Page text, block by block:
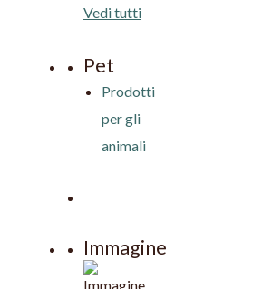
Vedi tutti
Pet
Prodotti
per gli
animali
Immagine